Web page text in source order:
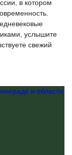
в котором
услышите
свежий